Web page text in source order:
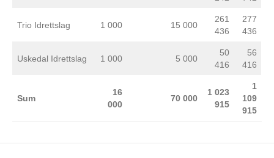
Trio Idrettslag 1 000 15 000
261
436
277
436
Uskedal Idrettslag 1 000 5 000
50
416
56
416
Sum
16
000
70 000
1 023
915
1
109
915